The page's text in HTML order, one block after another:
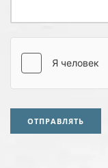
ОТПРАВЛЯТЬ